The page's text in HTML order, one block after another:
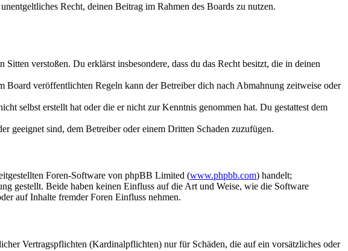
Recht, deinen Beitrag im Rahmen des Boards zu nutzen.
verstoßen. Du erklärst insbesondere, dass du das Recht besitzt, die in deinen
Board veröffentlichten Regeln kann der Betreiber dich nach Abmahnung zeitweise oder
selbst erstellt hat oder die er nicht zur Kenntnis genommen hat. Du gestattest dem
geeignet sind, dem Betreiber oder einem Dritten Schaden zuzufügen.
Foren-Software von phpBB Limited (www.phpbb.com) handelt;
gestellt. Beide haben keinen Einfluss auf die Art und Weise, wie die Software
auf Inhalte fremder Foren Einfluss nehmen.
Vertragspflichten (Kardinalpflichten) nur für Schäden, die auf ein vorsätzliches oder